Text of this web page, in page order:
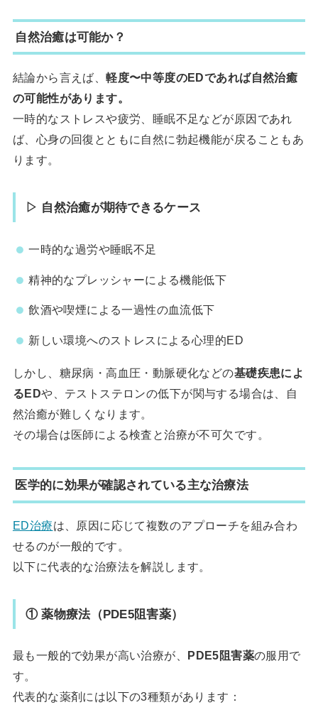
自然治癒は可能か？
結論から言えば、軽度〜中等度のEDであれば自然治癒
の可能性があります。
一時的なストレスや疲労、睡眠不足などが原因であれ
ば、心身の回復とともに自然に勃起機能が戻ることもあ
ります。
▷ 自然治癒が期待できるケース
一時的な過労や睡眠不足
精神的なプレッシャーによる機能低下
飲酒や喫煙による一過性の血流低下
新しい環境へのストレスによる心理的ED
しかし、糖尿病・高血圧・動脈硬化などの基礎疾患によ
るEDや、テストステロンの低下が関与する場合は、自
然治癒が難しくなります。
その場合は医師による検査と治療が不可欠です。
医学的に効果が確認されている主な治療法
ED治療は、原因に応じて複数のアプローチを組み合わ
せるのが一般的です。
以下に代表的な治療法を解説します。
① 薬物療法（PDE5阻害薬）
最も一般的で効果が高い治療が、 PDE5阻害薬の服用で
す。
代表的な薬剤には以下の3種類があります：